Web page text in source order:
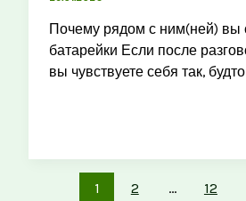
Почему рядом с ним(ней) вы
батарейки Если после
вы чувствуете себя так,
1 2 … 12